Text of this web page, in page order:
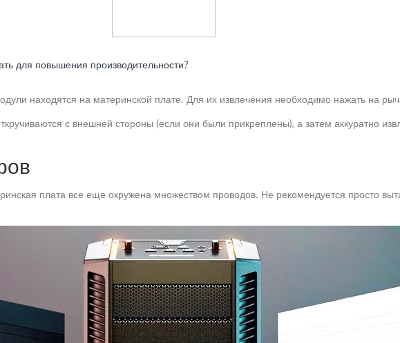
для повышения производительности?
находятся на материнской плате. Для их извлечения необходимо нажать на
с внешней стороны (если они были прикреплены), а затем аккуратно
плата все еще окружена множеством проводов. Не рекомендуется просто